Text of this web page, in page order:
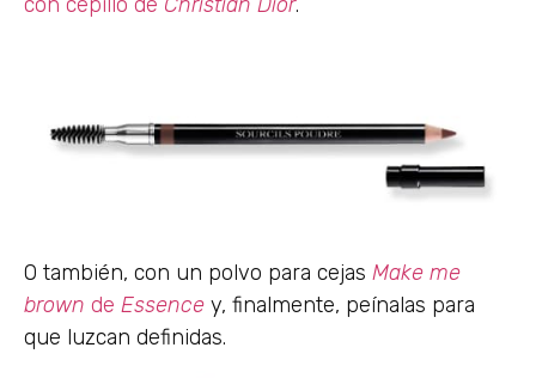
O también, con un polvo para cejas Make me
brown de Essence y, finalmente, peínalas para
que luzcan definidas.